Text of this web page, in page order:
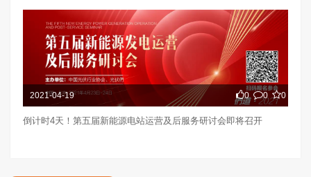
2021-04-19 0 0 0
倒计时4天！第五届新能源电站运营及后服务研讨会即将召开